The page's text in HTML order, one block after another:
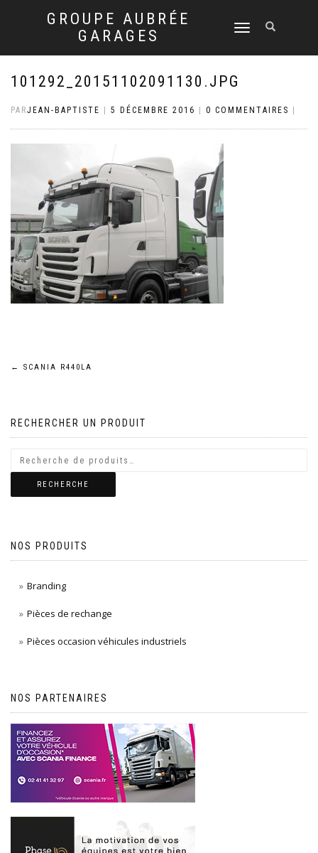
GROUPE AUBRÉE
GARAGES
DÉPLIER
NAVIGATION
101292_20151102091130.JPG
PARJEAN-BAPTISTE 5 DÉCEMBRE 2016 0 COMMENTAIRES
Navigation
l’article
← SCANIA R440LA
RECHERCHER UN PRODUIT
RECHERCHE
NOS PRODUITS
Branding
Pièces de rechange
Pièces occasion véhicules industriels
NOS PARTENAIRES